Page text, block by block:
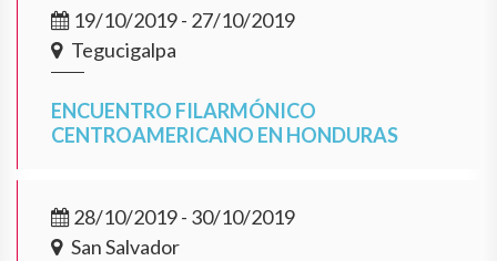
19/10/2019 - 27/10/2019
Tegucigalpa
ENCUENTRO FILARMÓNICO
CENTROAMERICANO EN HONDURAS
28/10/2019 - 30/10/2019
San Salvador